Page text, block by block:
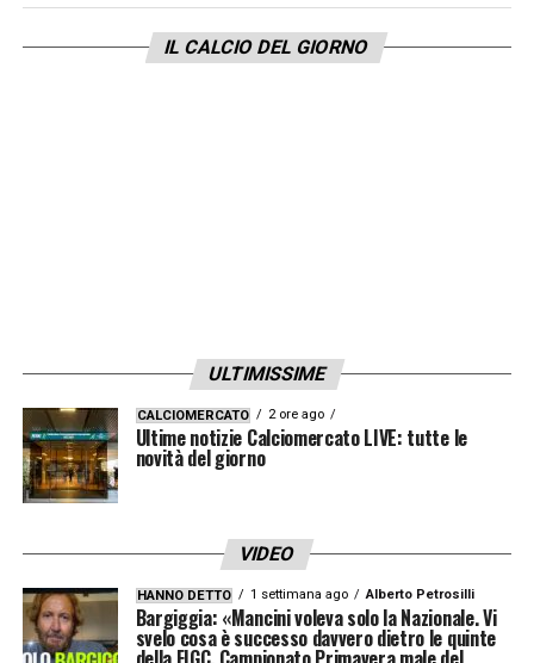
Sassuolouno dei più interessanti da seguire
nei prossimi mesi, soprattutto sul fronte
IL CALCIO DEL GIORNO
ULTIMISSIME
CALCIOMERCATO 2 ore ago
Ultime notizie Calciomercato LIVE: tutte le
novità del giorno
VIDEO
HANNO DETTO 1 settimana ago Alberto Petrosilli
Bargiggia: «Mancini voleva solo la Nazionale. Vi
svelo cosa è successo davvero dietro le quinte